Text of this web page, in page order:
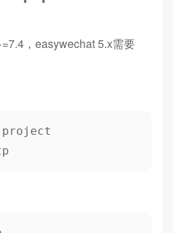
，easywechat 5.x需要
project